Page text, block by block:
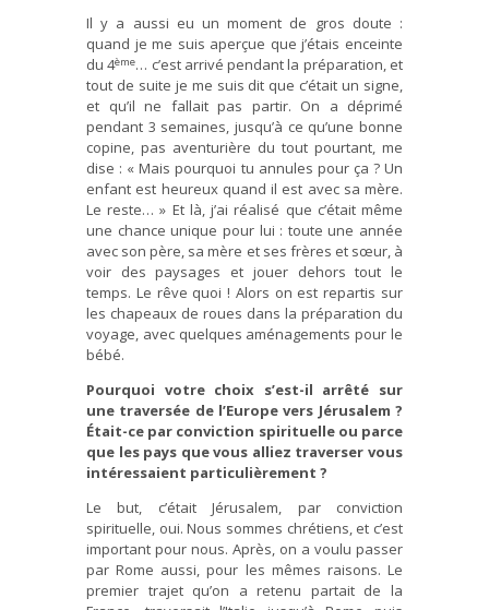
Il y a aussi eu un moment de gros doute :
quand je me suis aperçue que j’étais enceinte
du 4ème… c’est arrivé pendant la préparation, et
tout de suite je me suis dit que c’était un signe,
et qu’il ne fallait pas partir. On a déprimé
pendant 3 semaines, jusqu’à ce qu’une bonne
copine, pas aventurière du tout pourtant, me
dise : « Mais pourquoi tu annules pour ça ? Un
enfant est heureux quand il est avec sa mère.
Le reste… » Et là, j’ai réalisé que c’était même
une chance unique pour lui : toute une année
avec son père, sa mère et ses frères et sœur, à
voir des paysages et jouer dehors tout le
temps. Le rêve quoi ! Alors on est repartis sur
les chapeaux de roues dans la préparation du
voyage, avec quelques aménagements pour le
bébé.
Pourquoi votre choix s’est-il arrêté sur
une traversée de l’Europe vers Jérusalem ?
Était-ce par conviction spirituelle ou parce
que les pays que vous alliez traverser vous
intéressaient particulièrement ?
Le but, c’était Jérusalem, par conviction
spirituelle, oui. Nous sommes chrétiens, et c’est
important pour nous. Après, on a voulu passer
par Rome aussi, pour les mêmes raisons. Le
premier trajet qu’on a retenu partait de la